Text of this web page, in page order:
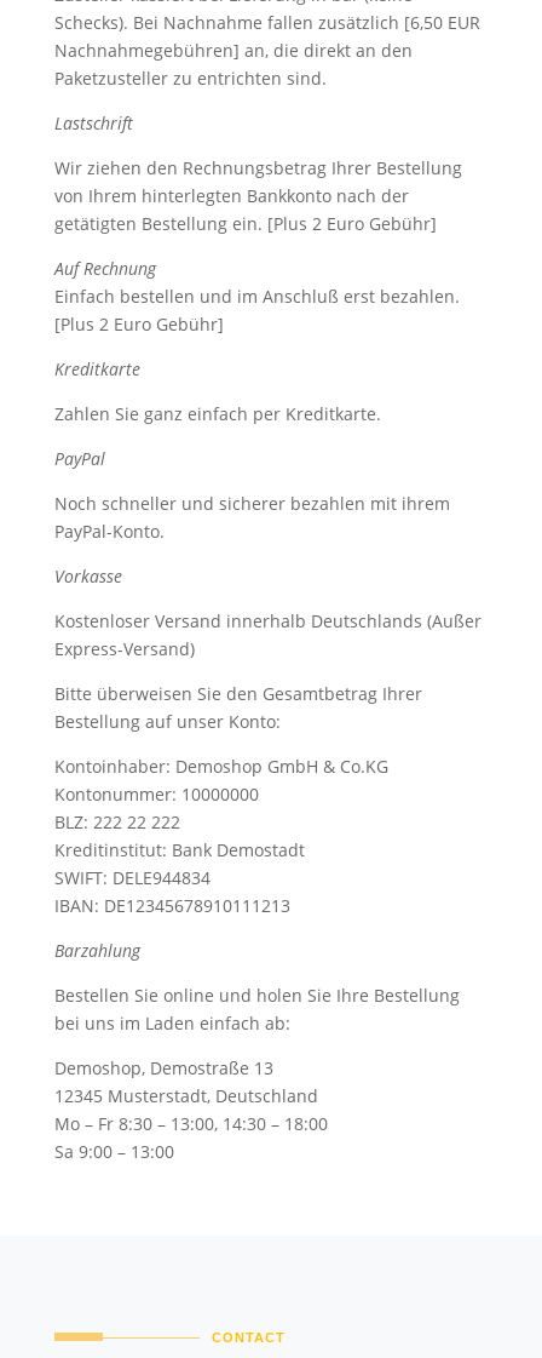
Schecks). Bei Nachnahme fallen zusätzlich [6,50 EUR
Nachnahmegebühren] an, die direkt an den
Paketzusteller zu entrichten sind.
Lastschrift
Wir ziehen den Rechnungsbetrag Ihrer Bestellung
von Ihrem hinterlegten Bankkonto nach der
getätigten Bestellung ein. [Plus 2 Euro Gebühr]
Auf Rechnung
Einfach bestellen und im Anschluß erst bezahlen.
[Plus 2 Euro Gebühr]
Kreditkarte
Zahlen Sie ganz einfach per Kreditkarte.
PayPal
Noch schneller und sicherer bezahlen mit ihrem
PayPal-Konto.
Vorkasse
Kostenloser Versand innerhalb Deutschlands (Außer
Express-Versand)
Bitte überweisen Sie den Gesamtbetrag Ihrer
Bestellung auf unser Konto:
Kontoinhaber: Demoshop GmbH & Co.KG
Kontonummer: 10000000
BLZ: 222 22 222
Kreditinstitut: Bank Demostadt
SWIFT: DELE944834
IBAN: DE12345678910111213
Barzahlung
Bestellen Sie online und holen Sie Ihre Bestellung
bei uns im Laden einfach ab:
Demoshop, Demostraße 13
12345 Musterstadt, Deutschland
Mo – Fr 8:30 – 13:00, 14:30 – 18:00
Sa 9:00 – 13:00
CONTACT